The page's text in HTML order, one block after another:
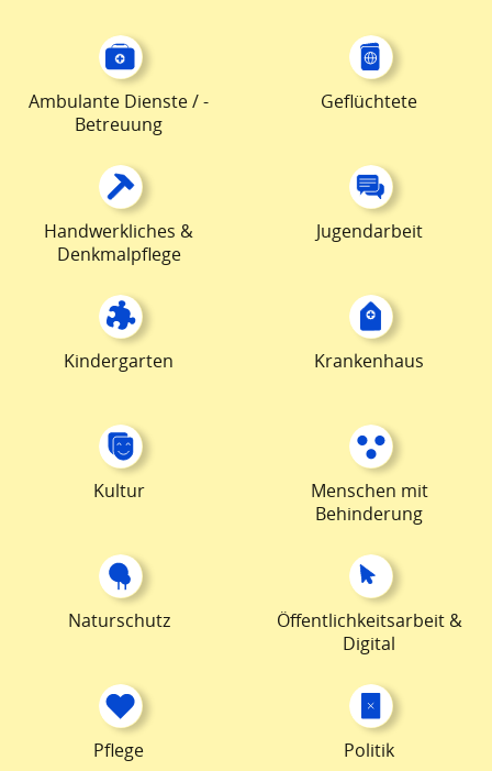
Ambulante Dienste / -
Betreuung
Geflüchtete
Handwerkliches &
Denkmalpflege
Jugendarbeit
Kindergarten Krankenhaus
Kultur
Menschen mit
Behinderung
Naturschutz
Öffentlichkeitsarbeit &
Digital
Pflege Politik